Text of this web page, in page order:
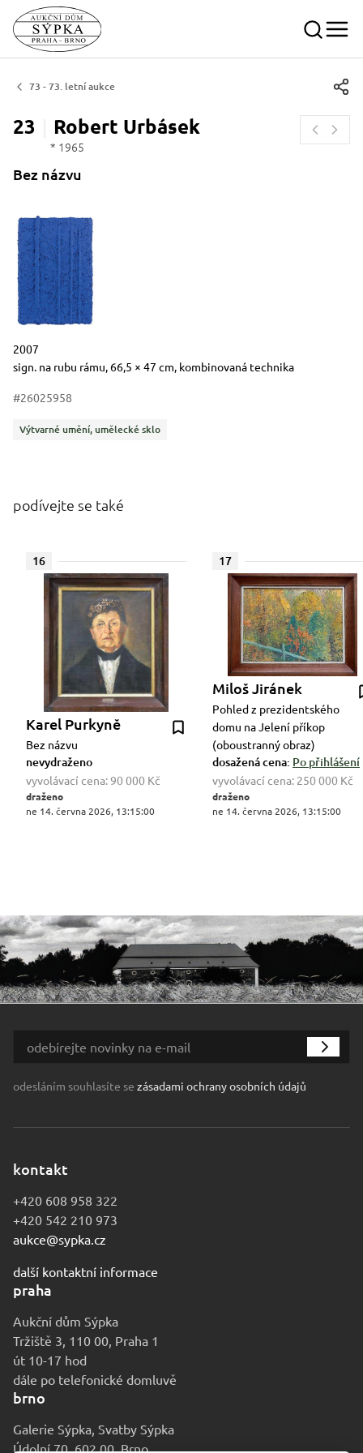
73 - 73. letní aukce
23 Robert Urbásek
* 1965
Bez názvu
Popisek období vzniku slovy
2007
Rozměry
Stručný popis předmětu
sign. na rubu rámu, 66,5 × 47 cm, kombinovaná technika
#26025958
Kategorie
Výtvarné umění, umělecké sklo
podívejte se také
16
Karel Purkyně
Bez názvu
nevydraženo
vyvolávací cena:90 000 Kč
draženo
ne 14. června 2026, 13:15:00
17
Miloš Jiránek
Pohled z prezidentského
domu na Jelení příkop
(oboustranný obraz)
dosažená cena: Po přihlášení
vyvolávací cena: 250 000 Kč
draženo
ne 14. června 2026, 13:15:00
odesláním souhlasíte se zásadami ochrany osobních údajů
kontakt
+420 608 958 322
+420 542 210 973
aukce@sypka.cz
další kontaktní informace
praha
Aukční dům Sýpka
Tržiště 3, 110 00, Praha 1
út 10-17 hod
dále po telefonické domluvě
brno
Galerie Sýpka, Svatby Sýpka
Údolní 70, 602 00, Brno